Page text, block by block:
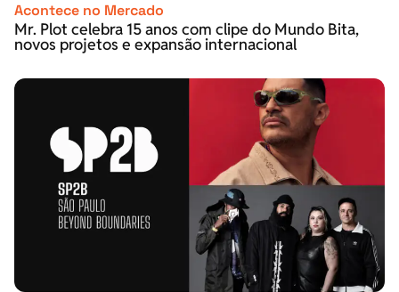
Acontece no Mercado
Mr. Plot celebra 15 anos com clipe do Mundo Bita,
novos projetos e expansão internacional